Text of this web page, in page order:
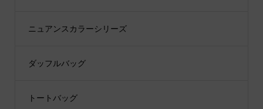
ニュアンスカラーシリーズ
ダッフルバッグ
トートバッグ